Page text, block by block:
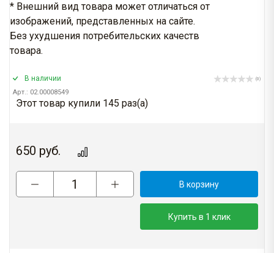
* Внешний вид товара может отличаться от
изображений, представленных на сайте.
Без ухудшения потребительских качеств
товара.
В наличии
Арт.: 02.00008549
(0)
Этот товар купили 145 раз(a)
650 руб.
В корзину
Купить в 1 клик